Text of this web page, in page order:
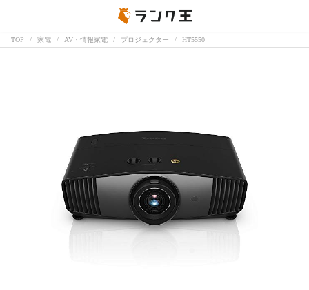
TOP 家電 AV・情報家電 プロジェクター HT5550